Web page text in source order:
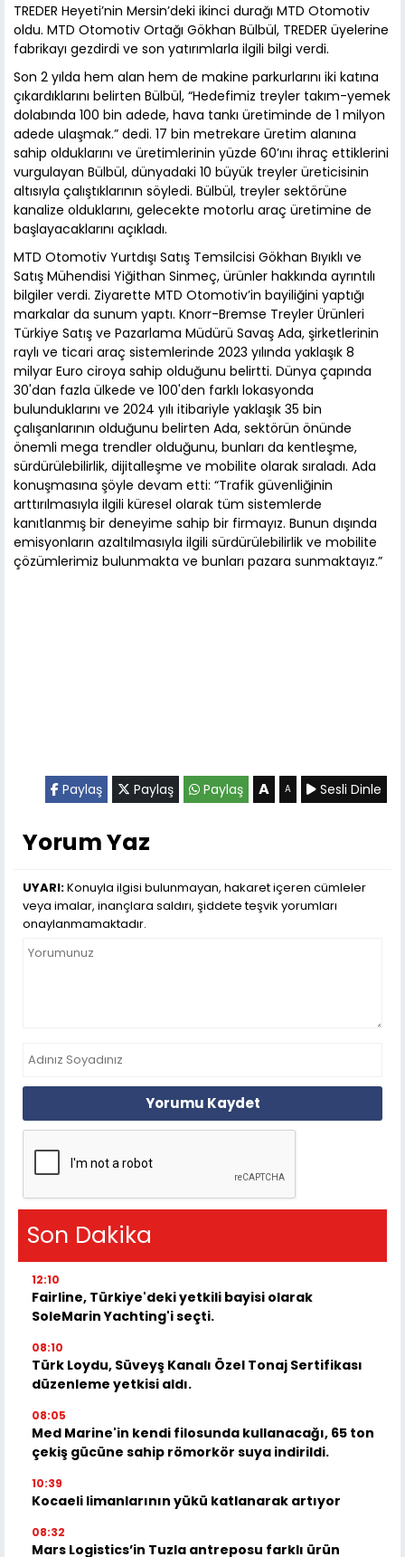
TREDER Heyeti’nin Mersin’deki ikinci durağı MTD Otomotiv
oldu. MTD Otomotiv Ortağı Gökhan Bülbül, TREDER üyelerine
fabrikayı gezdirdi ve son yatırımlarla ilgili bilgi verdi.
Son 2 yılda hem alan hem de makine parkurlarını iki katına
çıkardıklarını belirten Bülbül, “Hedefimiz treyler takım-yemek
dolabında 100 bin adede, hava tankı üretiminde de 1 milyon
adede ulaşmak.” dedi. 17 bin metrekare üretim alanına
sahip olduklarını ve üretimlerinin yüzde 60’ını ihraç ettiklerini
vurgulayan Bülbül, dünyadaki 10 büyük treyler üreticisinin
altısıyla çalıştıklarının söyledi. Bülbül, treyler sektörüne
kanalize olduklarını, gelecekte motorlu araç üretimine de
başlayacaklarını açıkladı.
MTD Otomotiv Yurtdışı Satış Temsilcisi Gökhan Bıyıklı ve
Satış Mühendisi Yiğithan Sinmeç, ürünler hakkında ayrıntılı
bilgiler verdi. Ziyarette MTD Otomotiv’in bayiliğini yaptığı
markalar da sunum yaptı. Knorr-Bremse Treyler Ürünleri
Türkiye Satış ve Pazarlama Müdürü Savaş Ada, şirketlerinin
raylı ve ticari araç sistemlerinde 2023 yılında yaklaşık 8
milyar Euro ciroya sahip olduğunu belirtti. Dünya çapında
30'dan fazla ülkede ve 100'den farklı lokasyonda
bulunduklarını ve 2024 yılı itibariyle yaklaşık 35 bin
çalışanlarının olduğunu belirten Ada, sektörün önünde
önemli mega trendler olduğunu, bunları da kentleşme,
sürdürülebilirlik, dijitalleşme ve mobilite olarak sıraladı. Ada
konuşmasına şöyle devam etti: “Trafik güvenliğinin
arttırılmasıyla ilgili küresel olarak tüm sistemlerde
kanıtlanmış bir deneyime sahip bir firmayız. Bunun dışında
emisyonların azaltılmasıyla ilgili sürdürülebilirlik ve mobilite
çözümlerimiz bulunmakta ve bunları pazara sunmaktayız.”
Paylaş Paylaş Paylaş A A Sesli Dinle
Yorum Yaz
UYARI:Konuyla ilgisi bulunmayan, hakaret içeren cümleler
veya imalar, inançlara saldırı, şiddete teşvik yorumları
onaylanmamaktadır.
Yorumu Kaydet
Son Dakika
12:10
Fairline, Türkiye'deki yetkili bayisi olarak
SoleMarin Yachting'i seçti.
08:10
Türk Loydu, Süveyş Kanalı Özel Tonaj Sertifikası
düzenleme yetkisi aldı.
08:05
Med Marine'in kendi filosunda kullanacağı, 65 ton
çekiş gücüne sahip römorkör suya indirildi.
10:39
Kocaeli limanlarının yükü katlanarak artıyor
08:32
Mars Logistics’in Tuzla antreposu farklı ürün